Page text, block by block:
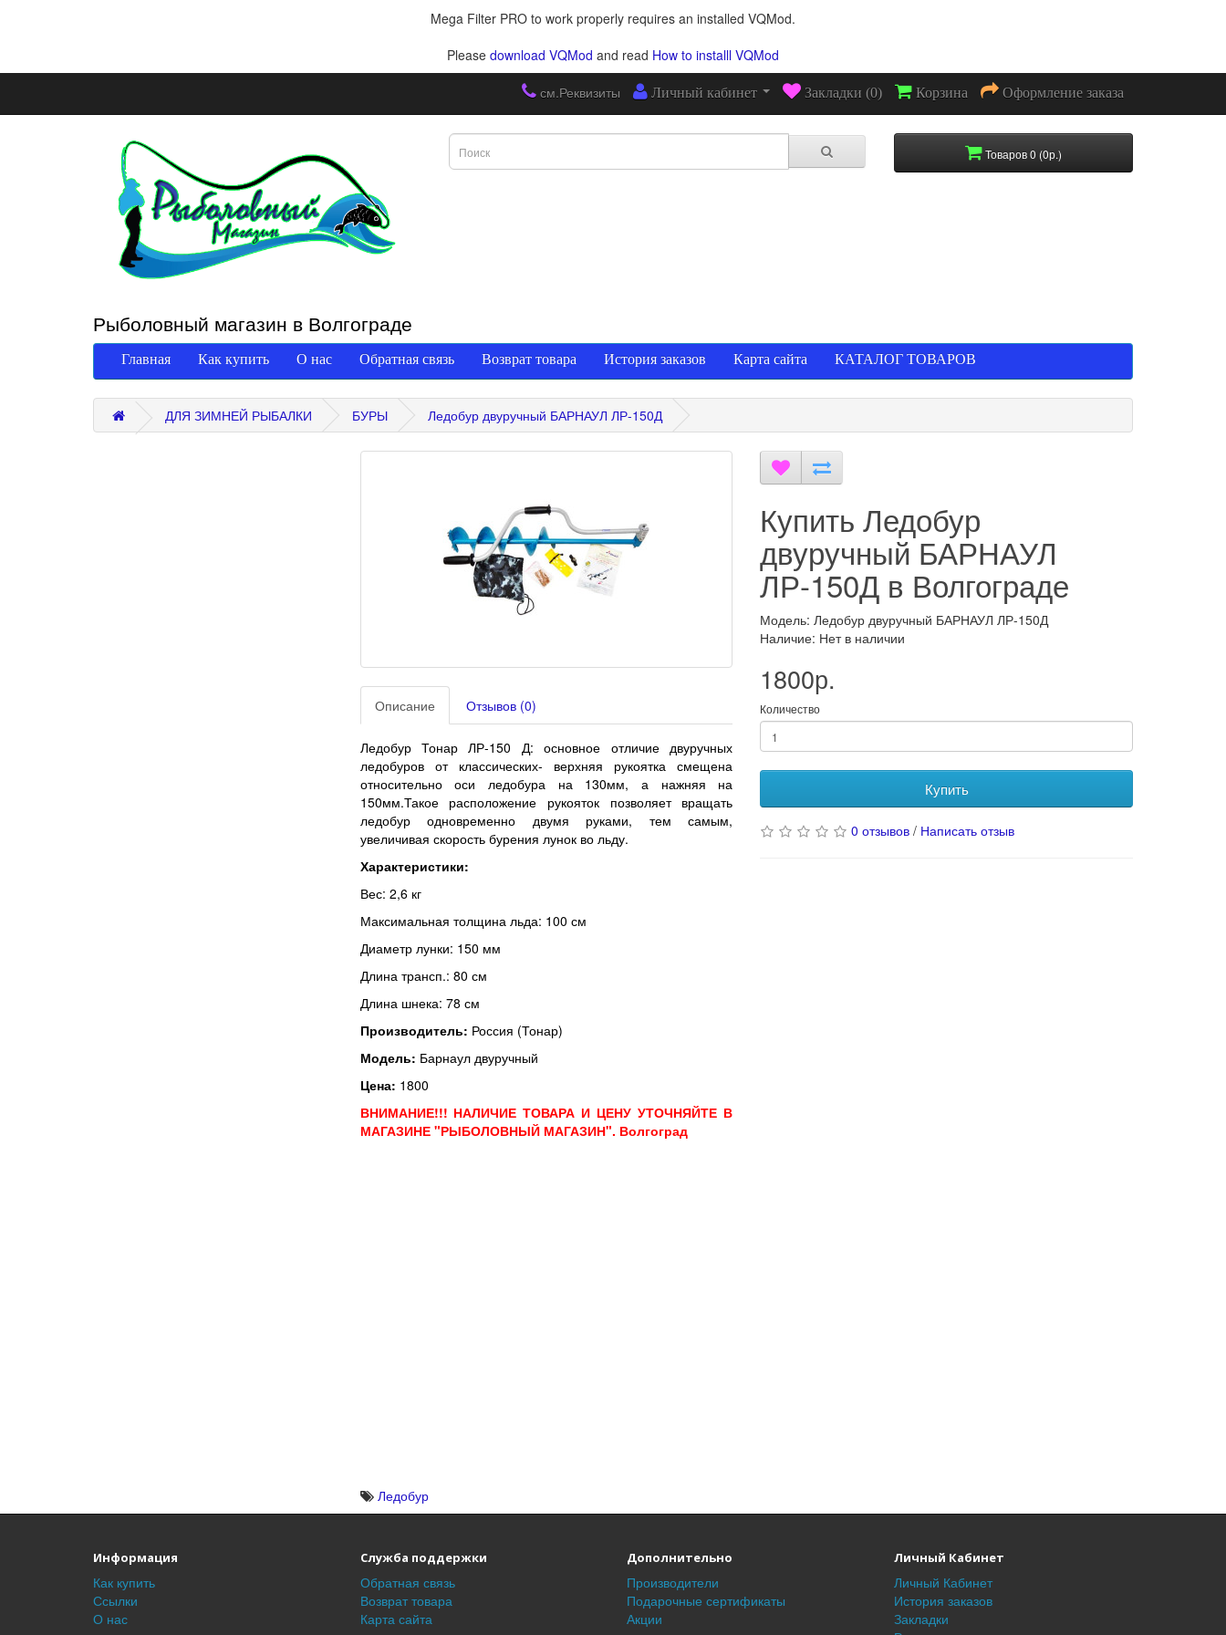
Mega Filter PRO to work properly requires an installed VQMod.
Please download VQMod and read How to installl VQMod
см.Реквизиты Личный кабинет Закладки (0) Корзина Оформление заказа
Товаров 0 (0р.)
Рыболовный магазин в Волгограде
Главная Как купить О нас Обратная связь Возврат товара История заказов Карта сайта КАТАЛОГ ТОВАРОВ
ДЛЯ ЗИМНЕЙ РЫБАЛКИ БУРЫ Ледобур двуручный БАРНАУЛ ЛР-150Д
Описание Отзывов (0)
Ледобур Тонар ЛР-150 Д: основное отличие двуручных
ледобуров от классических- верхняя рукоятка смещена
относительно оси ледобура на 130мм, а нажняя на
150мм.Такое расположение рукояток позволяет вращать
ледобур одновременно двумя руками, тем самым,
увеличивая скорость бурения лунок во льду.
Характеристики:
Вес: 2,6 кг
Максимальная толщина льда: 100 см
Диаметр лунки: 150 мм
Длина трансп.: 80 см
Длина шнека: 78 см
Производитель: Россия (Тонар)
Модель: Барнаул двуручный
Цена: 1800
ВНИМАНИЕ!!! НАЛИЧИЕ ТОВАРА И ЦЕНУ УТОЧНЯЙТЕ В
МАГАЗИНЕ "РЫБОЛОВНЫЙ МАГАЗИН". Волгоград
Купить Ледобур
двуручный БАРНАУЛ
ЛР-150Д в Волгограде
Модель: Ледобур двуручный БАРНАУЛ ЛР-150Д
Наличие: Нет в наличии
1800р.
Количество
Купить
0 отзывов / Написать отзыв
Ледобур
Информация
Как купить
Ссылки
О нас
Служба поддержки
Обратная связь
Возврат товара
Карта сайта
Дополнительно
Производители
Подарочные сертификаты
Акции
Личный Кабинет
Личный Кабинет
История заказов
Закладки